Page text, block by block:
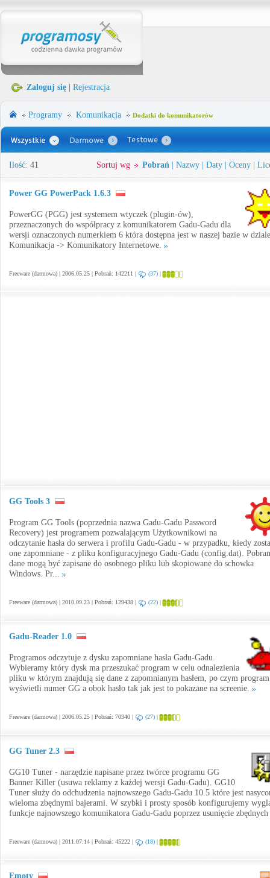
Zaloguj się Rejestracja
Programy Komunikacja Dodatki do komunikatorów
Ilość: 41 Sortuj wg Pobrań Nazwy Daty Oceny
Power GG PowerPack 1.6.3
PowerGG (PGG) jest systemem wtyczek (plugin-ów),
przeznaczonych do współpracy z komunikatorem Gadu-Gadu dla
wersji oznaczonych numerkiem 6 która dostępna jest w naszej bazie w dziale
Komunikacja -> Komunikatory Internetowe.
Freeware (darmowa) | 2006.05.25 | Pobrań: 142211 | (37) |
GG Tools 3
Program GG Tools (poprzednia nazwa Gadu-Gadu Password
Recovery) jest programem pozwalającym Użytkownikowi na
odczytanie hasła do serwera i profilu Gadu-Gadu - w przypadku, kiedy
one zapomniane - z pliku konfiguracyjnego Gadu-Gadu (config.dat).
dane mogą być zapisane do osobnego pliku lub skopiowane do schowka
Windows. Pr...
Freeware (darmowa) | 2010.09.23 | Pobrań: 129438 | (22) |
Gadu-Reader 1.0
Programos odczytuje z dysku zapomniane hasła Gadu-Gadu.
Wybieramy który dysk ma przeszukać program w celu odnalezienia
pliku w którym znajdują się dane z zapomnianym hasłem, po czym program
wyświetli numer GG a obok hasło tak jak jest to pokazane na screenie.
Freeware (darmowa) | 2006.05.25 | Pobrań: 70340 | (27) |
GG Tuner 2.3
GG10 Tuner - narzędzie napisane przez twórce programu GG
Banner Killer (usuwa reklamy z każdej wersji Gadu-Gadu). GG10
Tuner służy do odchudzenia najnowszego Gadu-Gadu 10.5 które jest
wieloma zbędnymi bajerami. W szybki i prosty sposób konfigurujemy
funkcje najnowszego komunikatora Gadu-Gadu poprzez usunięcie
Freeware (darmowa) | 2011.07.14 | Pobrań: 45222 | (18) |
Emoty